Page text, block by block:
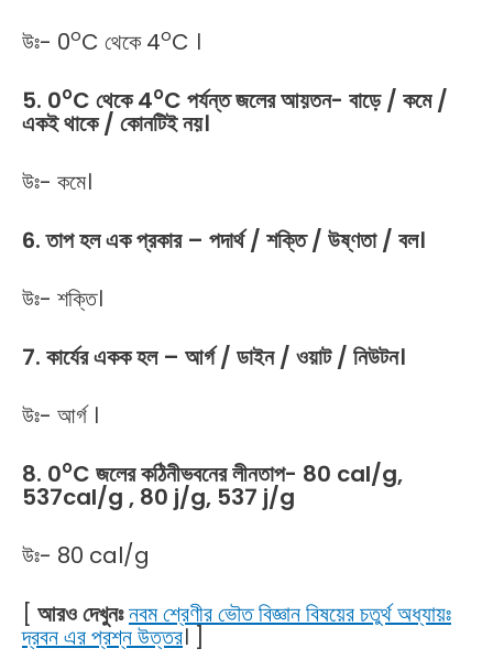
উঃ- 0oC থেকে 4oC ।
5. 0oC থেকে 4oC পর্যন্ত জলের আয়তন- বাড়ে / কমে /
একই থাকে / কোনটিই নয়।
উঃ- কমে।
6. তাপ হল এক প্রকার – পদার্থ / শক্তি / উষ্ণতা / বল।
উঃ- শক্তি।
7. কার্যের একক হল – আর্গ / ডাইন / ওয়াট / নিউটন।
উঃ- আর্গ ।
8. 0oC জলের কঠিনীভবনের লীনতাপ- 80 cal/g,
537cal/g , 80 j/g, 537 j/g
উঃ- 80 cal/g
[ আরও দেখুনঃনবম শ্রেণীর ভৌত বিজ্ঞান বিষয়ের চতুর্থ অধ্যায়ঃ
দ্রবন এর প্রশ্ন উত্তর। ]